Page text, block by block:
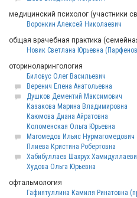
медицинский психолог (участники
Воронкин Алексей Николаевич
общая врачебная практика
Новик Светлана Юрьевна
оториноларингология
Биловус Олег Васильевич
Веренич Елена Анатольевна
Душков Дементий Максимович
Казакова Марина Владимировна
Каюмова Диана Айратовна
Коломенская Ольга Юрьевна
Магомедов Ильяс Нурмагомедович
Плиева Кристина Робертовна
Хабибуллаев Шахрух
Худова Ольга Юрьевна
офтальмология
Гафиятуллина Камиля Ринатовна